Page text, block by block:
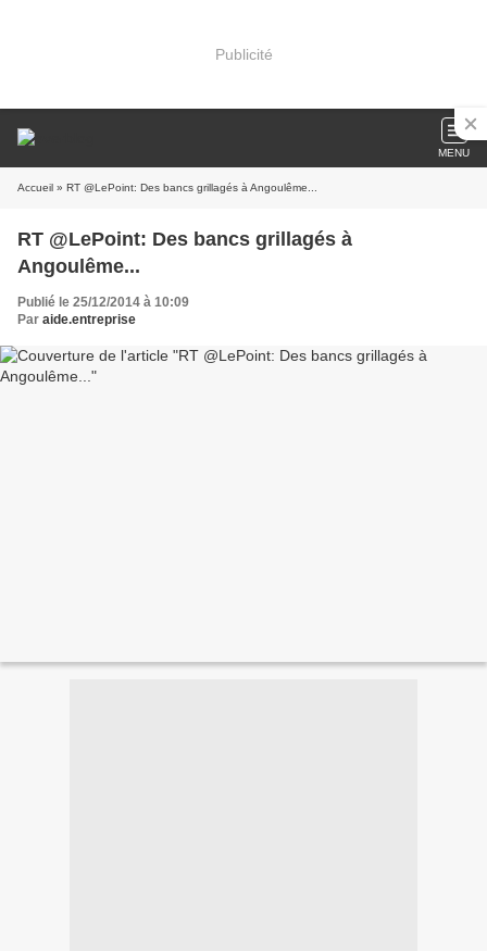
Publicité
MENU
Accueil » RT @LePoint: Des bancs grillagés à Angoulême...
RT @LePoint: Des bancs grillagés à
Angoulême...
Publié le 25/12/2014 à 10:09
Par aide.entreprise